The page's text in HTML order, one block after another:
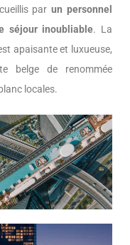
parun personnel
séjour inoubliable. La
apaisante et luxueuse,
belge de renommée
locales.